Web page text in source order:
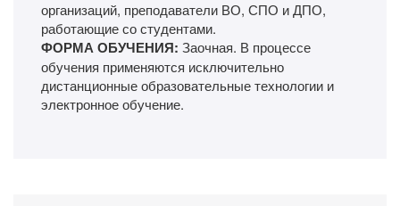
организаций, преподаватели ВО, СПО и ДПО,
работающие со студентами.
ФОРМА ОБУЧЕНИЯ: Заочная. В процессе
обучения применяются исключительно
дистанционные образовательные технологии и
электронное обучение.